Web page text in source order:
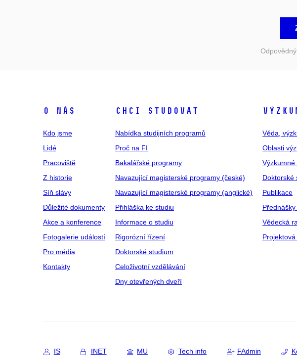
O NÁS
Kdo jsme
Lidé
Pracoviště
Z historie
Síň slávy
Důležité dokumenty
Akce a konference
Fotogalerie událostí
Pro média
Kontakty
CHCI STUDOVAT
Nabídka studijních programů
Proč na FI
Bakalářské programy
Navazující magisterské programy (české)
Navazující magisterské programy (anglické)
Přihláška ke studiu
Informace o studiu
Rigorózní řízení
Doktorské studium
Celoživotní vzdělávání
Dny otevřených dveří
Věda,
Oblasti
Výzkumné
Doktorské
Publikace
Vědecká
IS INET MU Tech info FAdmin